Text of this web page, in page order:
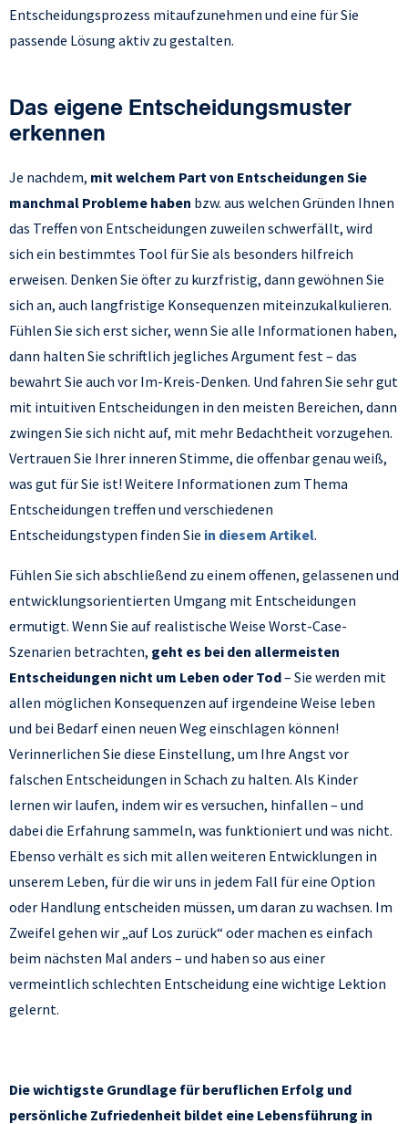
Entscheidungsprozess mitaufzunehmen und eine für Sie
passende Lösung aktiv zu gestalten.
Das eigene Entscheidungsmuster
erkennen
Je nachdem, mit welchem Part von Entscheidungen Sie
manchmal Probleme haben bzw. aus welchen Gründen Ihnen
das Treffen von Entscheidungen zuweilen schwerfällt, wird
sich ein bestimmtes Tool für Sie als besonders hilfreich
erweisen. Denken Sie öfter zu kurzfristig, dann gewöhnen Sie
sich an, auch langfristige Konsequenzen miteinzukalkulieren.
Fühlen Sie sich erst sicher, wenn Sie alle Informationen haben,
dann halten Sie schriftlich jegliches Argument fest – das
bewahrt Sie auch vor Im-Kreis-Denken. Und fahren Sie sehr gut
mit intuitiven Entscheidungen in den meisten Bereichen, dann
zwingen Sie sich nicht auf, mit mehr Bedachtheit vorzugehen.
Vertrauen Sie Ihrer inneren Stimme, die offenbar genau weiß,
was gut für Sie ist! Weitere Informationen zum Thema
Entscheidungen treffen und verschiedenen
Entscheidungstypen finden Sie in diesem Artikel.
Fühlen Sie sich abschließend zu einem offenen, gelassenen und
entwicklungsorientierten Umgang mit Entscheidungen
ermutigt. Wenn Sie auf realistische Weise Worst-Case-
Szenarien betrachten, geht es bei den allermeisten
Entscheidungen nicht um Leben oder Tod– Sie werden mit
allen möglichen Konsequenzen auf irgendeine Weise leben
und bei Bedarf einen neuen Weg einschlagen können!
Verinnerlichen Sie diese Einstellung, um Ihre Angst vor
falschen Entscheidungen in Schach zu halten. Als Kinder
lernen wir laufen, indem wir es versuchen, hinfallen – und
dabei die Erfahrung sammeln, was funktioniert und was nicht.
Ebenso verhält es sich mit allen weiteren Entwicklungen in
unserem Leben, für die wir uns in jedem Fall für eine Option
oder Handlung entscheiden müssen, um daran zu wachsen. Im
Zweifel gehen wir „auf Los zurück“ oder machen es einfach
beim nächsten Mal anders – und haben so aus einer
vermeintlich schlechten Entscheidung eine wichtige Lektion
gelernt.
Die wichtigste Grundlage für beruflichen Erfolg und
persönliche Zufriedenheit bildet eine Lebensführung in